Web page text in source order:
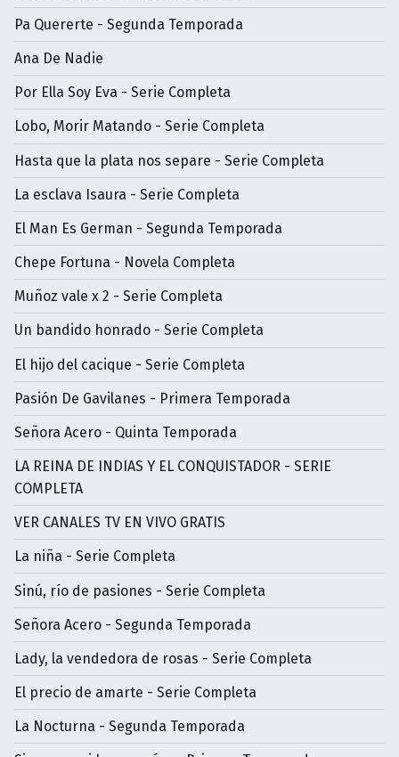
Pa Quererte - Segunda Temporada
Ana De Nadie
Por Ella Soy Eva - Serie Completa
Lobo, Morir Matando - Serie Completa
Hasta que la plata nos separe - Serie Completa
La esclava Isaura - Serie Completa
El Man Es German - Segunda Temporada
Chepe Fortuna - Novela Completa
Muñoz vale x 2 - Serie Completa
Un bandido honrado - Serie Completa
El hijo del cacique - Serie Completa
Pasión De Gavilanes - Primera Temporada
Señora Acero - Quinta Temporada
LA REINA DE INDIAS Y EL CONQUISTADOR - SERIE
COMPLETA
VER CANALES TV EN VIVO GRATIS
La niña - Serie Completa
Sinú, río de pasiones - Serie Completa
Señora Acero - Segunda Temporada
Lady, la vendedora de rosas - Serie Completa
El precio de amarte - Serie Completa
La Nocturna - Segunda Temporada